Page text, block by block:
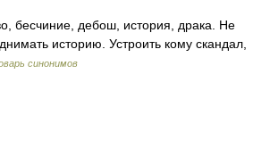
бесчиние, дебош, история, драка. Не
историю. Устроить кому скандал,
синонимов